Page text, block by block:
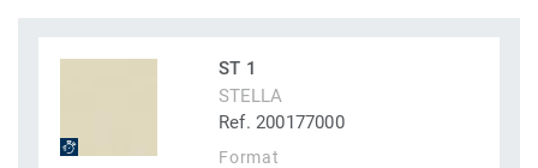
ST 1
STELLA
Ref. 200177000
Format